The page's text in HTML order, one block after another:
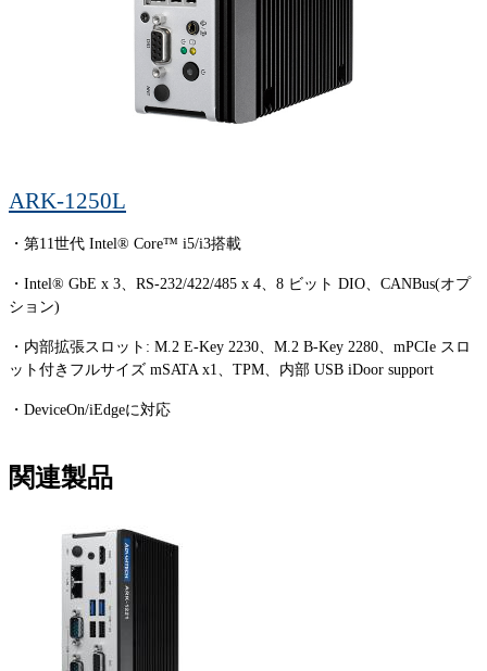
ARK-1250L
・第11世代 Intel® Core™ i5/i3搭載
・Intel® GbE x 3、RS-232/422/485 x 4、8 ビット DIO、CANBus(オプ
ション)
・内部拡張スロット: M.2 E-Key 2230、M.2 B-Key 2280、mPCIe スロ
ット付きフルサイズ mSATA x1、TPM、内部 USB iDoor support
・DeviceOn/iEdgeに対応
関連製品